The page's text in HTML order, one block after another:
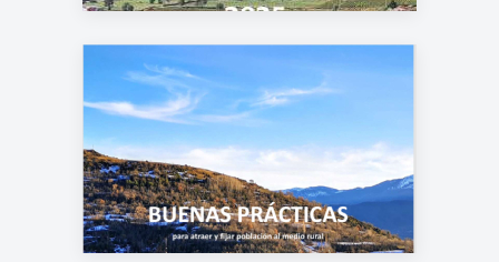
Guía de Buenas
Prácticas Volver al
pueblo 2024